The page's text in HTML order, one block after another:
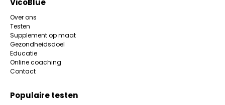
VicoBlue
Over ons
Testen
Supplement op maat
Gezondheidsdoel
Educatie
Online coaching
Contact
Populaire testen